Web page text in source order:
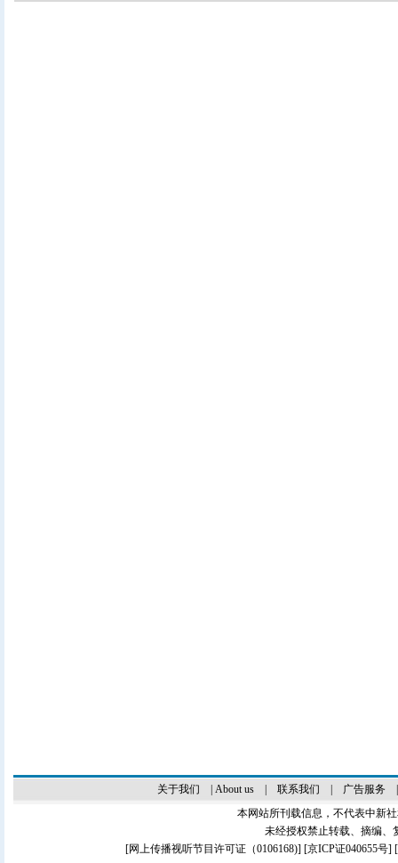
关于我们 About us| 联系我们 广告服务
本网站所刊载信息，不代表中新
未经授权禁止转载、摘编、
[网上传播视听节目许可证（0106168)] [京ICP证040655号]